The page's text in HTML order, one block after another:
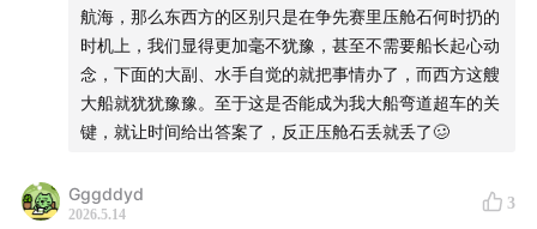
00:05:00 | "If I became disabled, I wouldn't want to
live anymore"
00:09:55
| Why is staring at people with disabilities
00:13:15| Why are some people afraid of the state
为其发声 ， 黑人b在处理自己的情绪并且和白人社会搏击没
有余力共情巴勒斯坦） 只是举例一下比较“极端”的例子 但大
概是这样
航海，那么东西方的区别只是在争先赛里压舱石何时扔的
时机上，我们显得更加毫不犹豫，甚至不需要船长起心动
念，下面的大副、水手自觉的就把事情办了，而西方这艘
大船就犹犹豫豫。至于这是否能成为我大船弯道超车的关
键，就让时间给出答案了，反正压舱石丢就丢了🥴
Gggddyd
2026.5.14
3